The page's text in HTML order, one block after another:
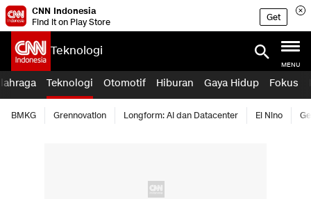
CNN Indonesia
Find it on Play Store
Get
Teknologi
MENU
Teknologi Otomotif Hiburan Gaya Hidup Fokus
BMKG Grennovation Longform: AI dan Datacenter El Nino